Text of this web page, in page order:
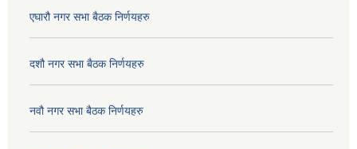
एघारौ नगर सभा बैठक निर्णयहरु
दशौ नगर सभा बैठक निर्णयहरु
नवौ नगर सभा बैठक निर्णयहरु